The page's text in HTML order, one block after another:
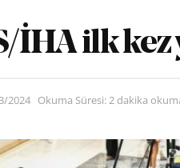
İHA ilk kez
2024 Okuma Süresi: 2 dakika